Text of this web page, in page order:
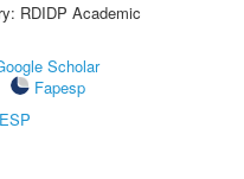
RDIDP Academic
Scholar
Fapesp